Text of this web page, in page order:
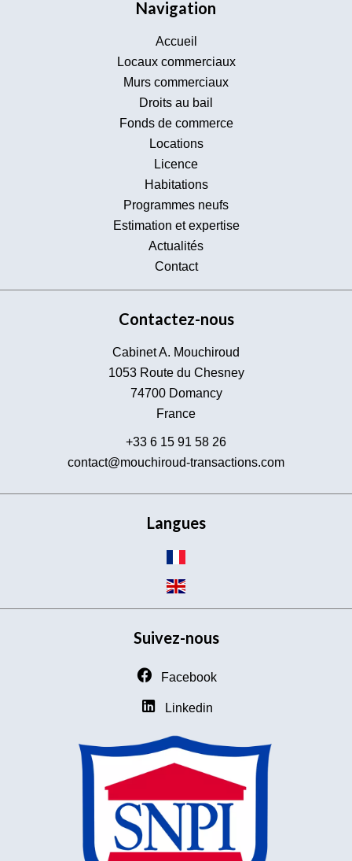
Navigation
Accueil
Locaux commerciaux
Murs commerciaux
Droits au bail
Fonds de commerce
Locations
Licence
Habitations
Programmes neufs
Estimation et expertise
Actualités
Contact
Contactez-nous
Cabinet A. Mouchiroud
1053 Route du Chesney
74700Domancy
France
+33 6 15 91 58 26
contact@mouchiroud-transactions.com
Langues
Suivez-nous
Facebook
Linkedin